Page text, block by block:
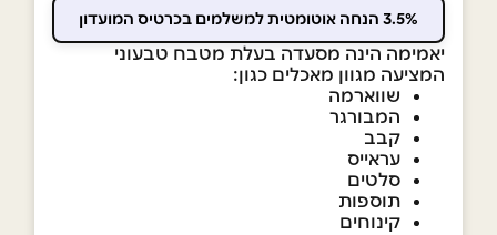
3.5% הנחה אוטומטית למשלמים בכרטיס המועדון
יאמימה הינה מסעדה בעלת מטבח טבעוני
המציעה מגוון מאכלים כגון:
שווארמה
המבורגר
קבב
עראייס
סלטים
תוספות
קינוחים